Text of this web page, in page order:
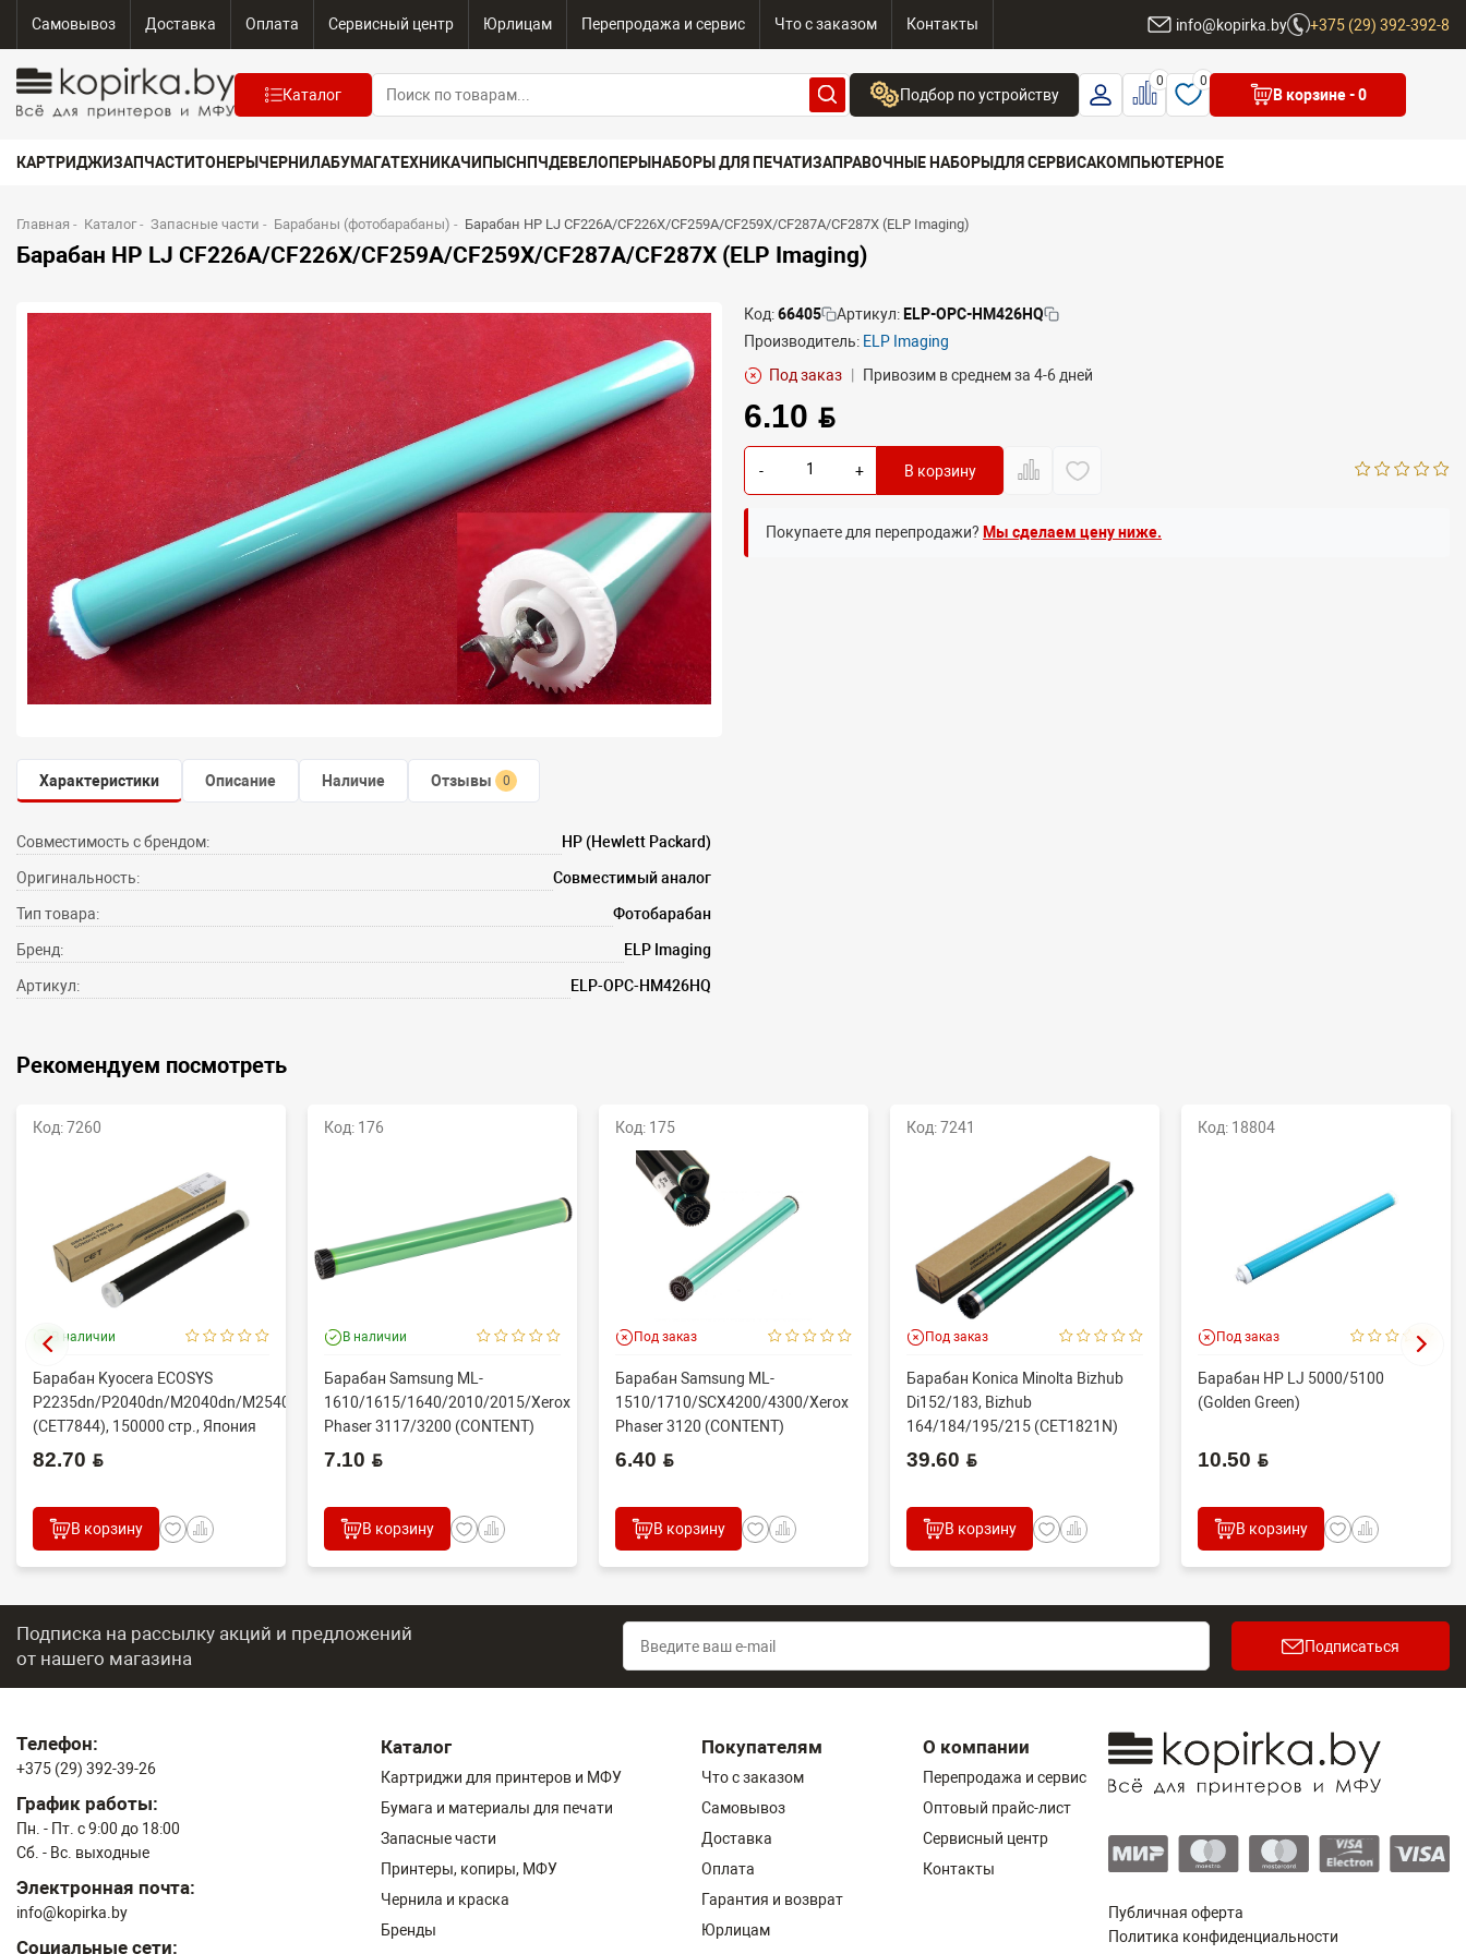
Самовывоз Доставка Оплата Сервисный центр Юрлицам Перепродажа и сервис Что с заказом Контакты info@kopirka.by +375 (29) 392-392-8
Каталог Подбор по устройству
Выберите бренд
Сначала выберите бренд
0 0
В корзине- 0
КАРТРИДЖИЗАПЧАСТИТОНЕРЫ ЧЕРНИЛАБУМАГАТЕХНИКАЧИПЫСНПЧДЕВЕЛОПЕРЫ НАБОРЫ ДЛЯ ПЕЧАТИЗАПРАВОЧНЫЕ НАБОРЫДЛЯ СЕРВИСАКОМПЬЮТЕРНОЕ
Главная - Каталог - Запасные части - Барабаны (фотобарабаны) - Барабан HP LJ CF226A/CF226X/CF259A/CF259X/CF287A/CF287X (ELP Imaging)
Барабан HP LJ CF226A/CF226X/CF259A/CF259X/CF287A/CF287X (ELP Imaging)
Характеристики Описание Наличие Отзывы 0
Совместимость с брендом: HP (Hewlett Packard)
Оригинальность: Совместимый аналог
Тип товара: Фотобарабан
Бренд: ELP Imaging
Артикул: ELP-OPC-HM426HQ
Код:66405 Артикул: ELP-OPC-HM426HQ
Производитель: ELP Imaging
Под заказ
Привозим в среднем за 4-6 дней
6.10 BYN
- + В корзину
Покупаете для перепродажи? Мы сделаем цену ниже.
Рекомендуем посмотреть
Код: 7260
В наличии
Барабан Kyocera ECOSYS
P2235dn/P2040dn/M2040dn/M2540dw
(CET7844), 150000 стр., Япония
82.70 BYN
В корзину
Код: 176
В наличии
Барабан Samsung ML-
1610/1615/1640/2010/2015/Xerox
Phaser 3117/3200 (CONTENT)
7.10 BYN
В корзину
Код: 175
Под заказ
Барабан Samsung ML-
1510/1710/SCX4200/4300/Xerox
Phaser 3120 (CONTENT)
6.40 BYN
В корзину
Код: 7241
Под заказ
Барабан Konica Minolta Bizhub
Di152/183, Bizhub
164/184/195/215 (CET1821N)
60000 стр.
39.60 BYN
В корзину
Код: 18804
Под заказ
Барабан HP LJ 5000/5100
(Golden Green)
10.50 BYN
В корзину
Подписка на рассылку акций и предложений
от нашего магазина
Подписаться
Телефон:
+375 (29) 392-39-26
График работы:
Пн. - Пт. с 9:00 до 18:00
Сб. - Вс. выходные
Электронная почта:
info@kopirka.by
Социальные сети:
Каталог
Картриджи для принтеров и МФУ
Бумага и материалы для печати
Запасные части
Принтеры, копиры, МФУ
Чернила и краска
Бренды
Покупателям
Что с заказом
Самовывоз
Доставка
Оплата
Гарантия и возврат
Юрлицам
О компании
Перепродажа и сервис
Оптовый прайс-лист
Сервисный центр
Контакты
Публичная оферта
Политика конфиденциальности